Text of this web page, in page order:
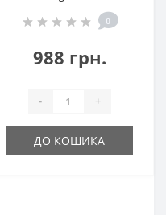
0
988 грн.
- +
ДО КОШИКА